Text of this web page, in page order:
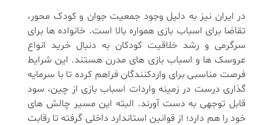
در ایران نیز به دلیل وجود جمعیت جوان و کودک محور،
تقاضا برای اسباب بازی همواره بالا است. خانواده ها برای
سرگرمی و رشد خلاقیت کودکان به دنبال خرید انواع
عروسک ها و اسباب بازی های مدرن هستند. این شرایط
فرصت مناسبی برای واردکنندگان فراهم کرده تا با سرمایه
گذاری درست در زمینه واردات اسباب بازی از چین، سود
قابل توجهی به دست آورند. البته این مسیر چالش های
خود را هم دارد؛ از قوانین استاندارد داخلی گرفته تا رقابت